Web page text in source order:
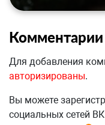
Комментарии
Для добавления
авторизированы.
Вы можете
социальных сетей